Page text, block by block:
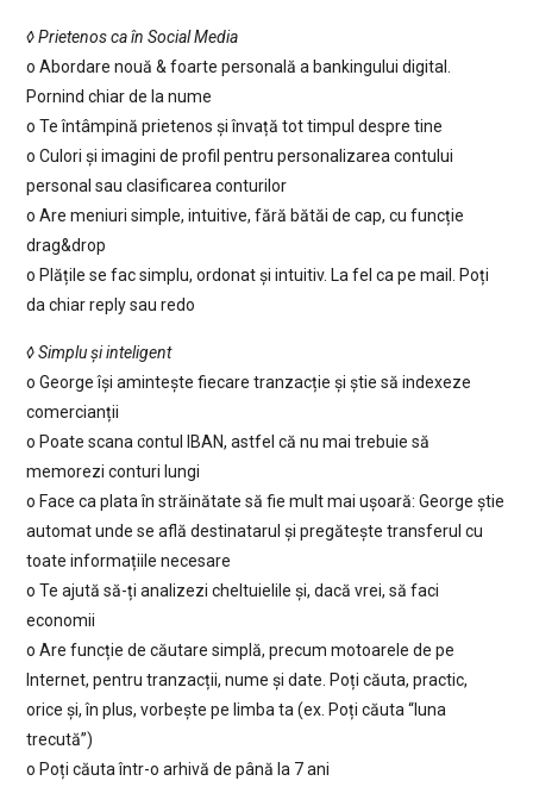
◊ Prietenos ca în Social Media
o Abordare nouă & foarte personală a bankingului digital.
Pornind chiar de la nume
o Te întâmpină prietenos și învață tot timpul despre tine
o Culori și imagini de profil pentru personalizarea contului
personal sau clasificarea conturilor
o Are meniuri simple, intuitive, fără bătăi de cap, cu funcție
drag&drop
o Plățile se fac simplu, ordonat și intuitiv. La fel ca pe mail. Poți
da chiar reply sau redo
◊ Simplu și inteligent
o George își amintește fiecare tranzacție și știe să indexeze
comercianții
o Poate scana contul IBAN, astfel că nu mai trebuie să
memorezi conturi lungi
o Face ca plata în străinătate să fie mult mai ușoară: George știe
automat unde se află destinatarul și pregătește transferul cu
toate informațiile necesare
o Te ajută să-ți analizezi cheltuielile și, dacă vrei, să faci
economii
o Are funcție de căutare simplă, precum motoarele de pe
Internet, pentru tranzacții, nume și date. Poți căuta, practic,
orice și, în plus, vorbește pe limba ta (ex. Poți căuta “luna
trecută”)
o Poți căuta într-o arhivă de până la 7 ani